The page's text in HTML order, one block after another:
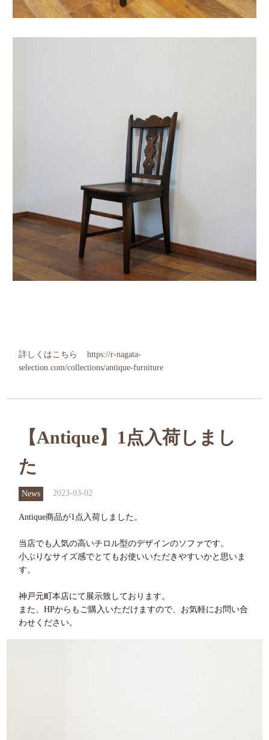
詳しくはこちら
https://r-nagata-
selection.com/collections/antique-furniture
【Antique】1点入荷しまし
た
News 2023-03-02
Antique商品が1点入荷しました。
当店でも人気の高いチロル型のデザインのソファです。
小ぶりなサイズ感でとてもお使いいただきやすいかと思いま
す。
神戸元町本店にて展示致しております。
また、HPからもご購入いただけますので、お気軽にお問い合
わせください。